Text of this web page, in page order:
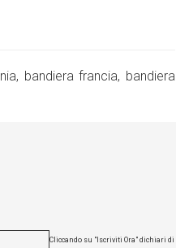
bandiera francia, bandiera
Cliccando su "Iscriviti Ora" dichiari di